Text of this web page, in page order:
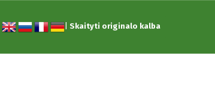
|Skaityti originalo kalba